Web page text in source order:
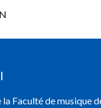
Faculté de musique